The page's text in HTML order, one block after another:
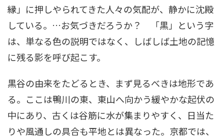
縁」に押しやられてきた人々の気配が、静かに沈殿
している。…お気づきだろうか？ 「黒」という字
は、単なる色の説明ではなく、しばしば土地の記憶
に残る影を呼び起こす。
黒谷の由来をたどるとき、まず見るべきは地形であ
る。ここは鴨川の東、東山へ向かう緩やかな起伏の
中にあり、古くは谷筋に水が集まりやすく、日当た
りや風通しの具合も平地とは異なった。京都では、